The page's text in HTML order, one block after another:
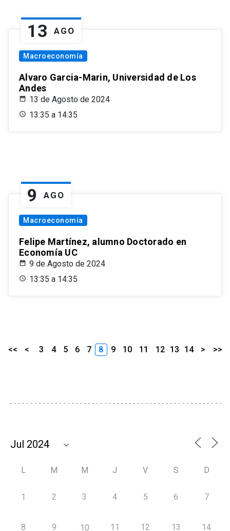
13 AGO
Macroeconomía
Alvaro Garcia-Marin, Universidad de Los
Andes
13 de Agosto de 2024
13:35 a 14:35
9 AGO
Macroeconomía
Felipe Martínez, alumno Doctorado en
Economía UC
9 de Agosto de 2024
13:35 a 14:35
<< < 3 4 5 6 7 8 9 10 11 12 13 14 > >>
L M M J V S D
1 2 3 4 5 6 7
8 9 10 11 12 13 14